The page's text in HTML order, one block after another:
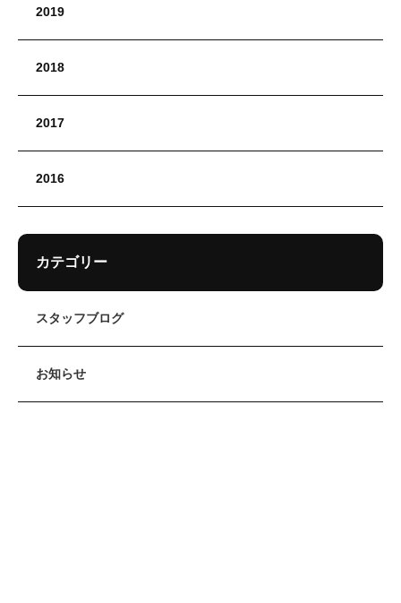
2019
2018
2017
2016
カテゴリー
スタッフブログ
お知らせ